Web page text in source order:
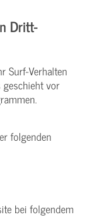
Dritt­
Surf-Verhalten
vor
folgenden
bei folgendem